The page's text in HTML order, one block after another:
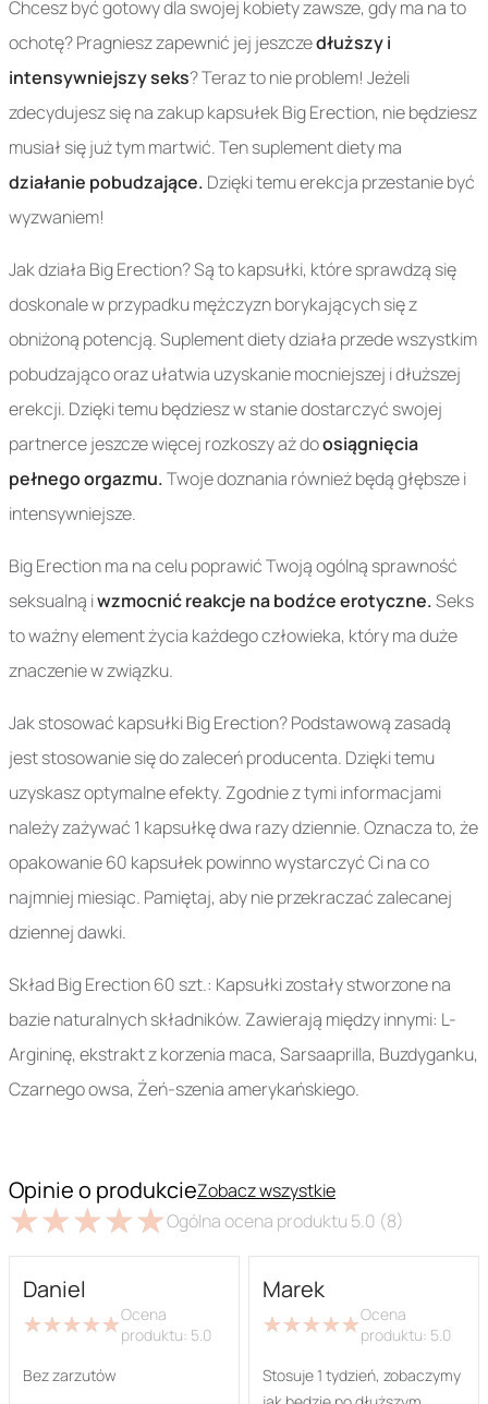
Chcesz być gotowy dla swojej kobiety zawsze, gdy ma na to
ochotę? Pragniesz zapewnić jej jeszczedłuższy i
intensywniejszy seks? Teraz to nie problem! Jeżeli
zdecydujesz się na zakup kapsułek Big Erection, nie będziesz
musiał się już tym martwić. Ten suplement diety ma
działanie pobudzające. Dzięki temu erekcja przestanie być
wyzwaniem!
Jak działa Big Erection? Są to kapsułki, które sprawdzą się
doskonale w przypadku mężczyzn borykających się z
obniżoną potencją. Suplement diety działa przede wszystkim
pobudzająco oraz ułatwia uzyskanie mocniejszej i dłuższej
erekcji. Dzięki temu będziesz w stanie dostarczyć swojej
partnerce jeszcze więcej rozkoszy aż doosiągnięcia
pełnego orgazmu.Twoje doznania również będą głębsze i
intensywniejsze.
Big Erection ma na celu poprawić Twoją ogólną sprawność
seksualną iwzmocnić reakcje na bodźce erotyczne.Seks
to ważny element życia każdego człowieka, który ma duże
znaczenie w związku.
Jak stosować kapsułki Big Erection? Podstawową zasadą
jest stosowanie się do zaleceń producenta. Dzięki temu
uzyskasz optymalne efekty. Zgodnie z tymi informacjami
należy zażywać 1 kapsułkę dwa razy dziennie. Oznacza to, że
opakowanie 60 kapsułek powinno wystarczyć Ci na co
najmniej miesiąc. Pamiętaj, aby nie przekraczać zalecanej
dziennej dawki.
Skład Big Erection 60 szt.: Kapsułki zostały stworzone na
bazie naturalnych składników. Zawierają między innymi: L-
Argininę, ekstrakt z korzenia maca, Sarsaaprilla, Buzdyganku,
Czarnego owsa, Żeń-szenia amerykańskiego.
Opinie o produkcieZobacz wszystkie
★★★★★
★★★★★Ogólna ocena produktu 5.0 (8)
Daniel
★★★★★
★★★★★Ocena
produktu: 5.0
Bez zarzutów
Marek
★★★★★
★★★★★Ocena
produktu: 5.0
Stosuje 1 tydzień, zobaczymy